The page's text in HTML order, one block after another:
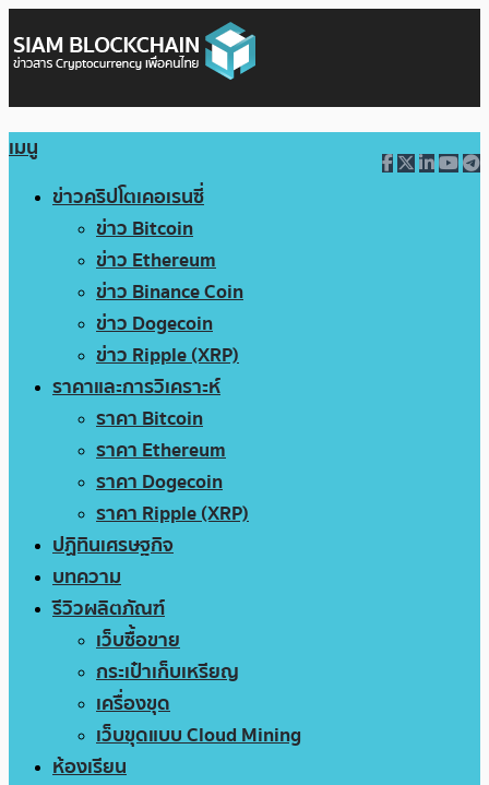
เมนู
ข่าวคริปโตเคอเรนซี่
ข่าว Bitcoin
ข่าว Ethereum
ข่าว Binance Coin
ข่าว Dogecoin
ข่าว Ripple (XRP)
ราคาและการวิเคราะห์
ราคา Bitcoin
ราคา Ethereum
ราคา Dogecoin
ราคา Ripple (XRP)
ปฏิทินเศรษฐกิจ
บทความ
รีวิวผลิตภัณฑ์
เว็บซื้อขาย
กระเป๋าเก็บเหรียญ
เครื่องขุด
เว็บขุดแบบ Cloud Mining
ห้องเรียน